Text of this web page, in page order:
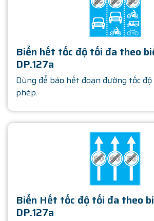
Biển hết tốc độ tối đa theo
DP.127a
Dùng để báo hết đoạn đường tốc
phép.
Biển Hết tốc độ tối đa theo
DP.127a